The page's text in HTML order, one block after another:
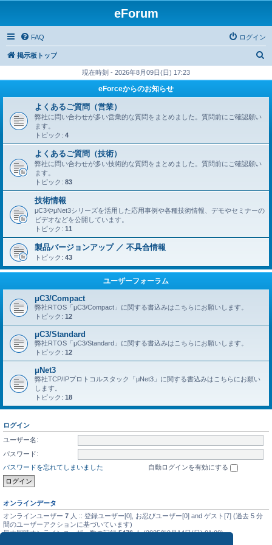
eForum
FAQ ログイン
掲示板トップ
現在時刻 - 2026年8月09日(日) 17:23
eForceからのお知らせ
よくあるご質問（営業）
弊社に問い合わせが多い営業的な質問をまとめました。質問前にご確認願い
ます。
トピック: 4
よくあるご質問（技術）
弊社に問い合わせが多い技術的な質問をまとめました。質問前にご確認願い
ます。
トピック: 83
技術情報
μC3やμNet3シリーズを活用した応用事例や各種技術情報、デモやセミナーの
ビデオなどを公開しています。
トピック: 11
製品バージョンアップ ／ 不具合情報
トピック: 43
ユーザーフォーラム
μC3/Compact
弊社RTOS「μC3/Compact」に関する書込みはこちらにお願いします。
トピック: 12
μC3/Standard
弊社RTOS「μC3/Standard」に関する書込みはこちらにお願いします。
トピック: 12
μNet3
弊社TCP/IPプロトコルスタック「μNet3」に関する書込みはこちらにお願い
します。
トピック: 18
ログイン
ユーザー名:
パスワード:
パスワードを忘れてしまいました
自動ログインを有効にする
オンラインデータ
オンラインユーザー 7 人 :: 登録ユーザー[0], お忍びユーザー[0] and ゲスト[7] (過去 5 分
間のユーザーアクションに基づいています)
最大同時オンラインユーザー数の記録5476人 (2025年9月14日(日) 01:08)